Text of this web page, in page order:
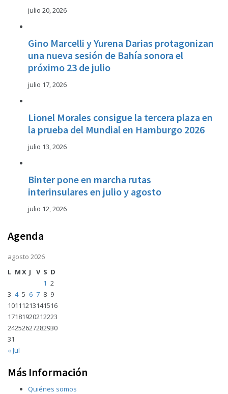
julio 20, 2026
Gino Marcelli y Yurena Darias protagonizan
una nueva sesión de Bahía sonora el
próximo 23 de julio
julio 17, 2026
Lionel Morales consigue la tercera plaza en
la prueba del Mundial en Hamburgo 2026
julio 13, 2026
Binter pone en marcha rutas
interinsulares en julio y agosto
julio 12, 2026
Agenda
agosto 2026
L MX J V S D
1 2
3 4 5 6 7 8 9
10111213141516
17181920212223
24252627282930
31
« Jul
Más Información
Quiénes somos